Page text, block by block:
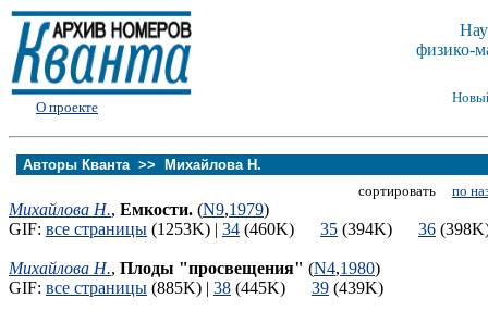
О проекте
физико-
Авторы Кванта >>
Михайлова Н.
сортировать по
Михайлова Н., Емкости. (N9,1979)
GIF: все страницы (1253K) | 34 (460K) 35 (394K) 36
Михайлова Н., Плоды "просвещения" (N4,1980)
GIF: все страницы (885K) | 38 (445K) 39 (439K)